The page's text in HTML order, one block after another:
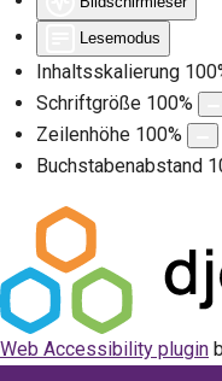
Lesemodus
Inhaltsskalierung 100
Schriftgröße 100%
Zeilenhöhe 100%
Buchstabenabstand
Web Accessibility plugin